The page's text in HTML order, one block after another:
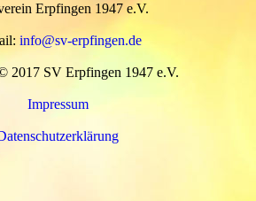
Erpfingen 1947 e.V.
info@sv-erpfingen.de
2017 SV Erpfingen 1947 e.V.
Impressum